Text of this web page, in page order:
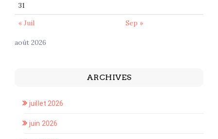
août 2026
31
« Juil
Sep »
ARCHIVES
juillet 2026
juin 2026